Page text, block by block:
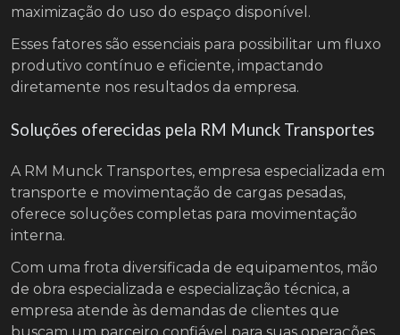
maximização do uso do espaço disponível.
Esses fatores são essenciais para possibilitar um fluxo
produtivo contínuo e eficiente, impactando
diretamente nos resultados da empresa.
Soluções oferecidas pela RM Munck Transportes
A RM Munck Transportes, empresa especializada em
transporte e movimentação de cargas pesadas,
oferece soluções completas para movimentação
interna.
Com uma frota diversificada de equipamentos, mão
de obra especializada e especialização técnica, a
empresa atende às demandas de clientes que